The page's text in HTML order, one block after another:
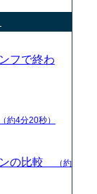
フで終わ
（約4分20秒）
ンの比較
（約